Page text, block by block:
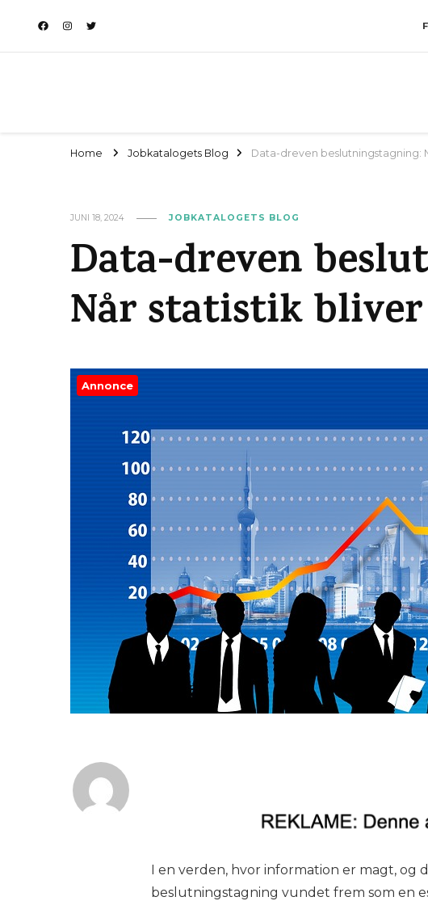
Home Jobkatalogets Blog Data-dreven beslutningstagning:
JUNI 18, 2024 JOBKATALOGETS BLOG
Data-dreven
Når statistik
Annonce
I en verden, hvor information er magt, og
beslutningstagning vundet frem som en